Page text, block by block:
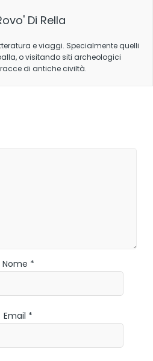
Di Rella
e viaggi. Specialmente quelli
o visitando siti archeologici
di antiche civiltà.
Nome *
Email *